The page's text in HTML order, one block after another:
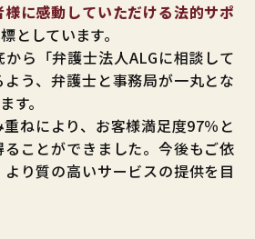
様に感動していただける法的サポ
としています。
ら「弁護士法人ALGに相談して
う、弁護士と事務局が一丸とな
す。
ねにより、お客様満足度97％と
ことができました。今後もご依
り質の高いサービスの提供を目